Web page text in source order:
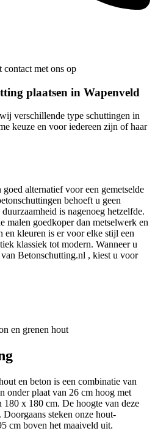
contact met ons op
plaatsen in Wapenveld
verschillende type schuttingen in
keuze en voor iedereen zijn of haar
alternatief voor een gemetselde
behoeft u geen
is nagenoeg hetzelfde.
malen goedkoper dan metselwerk en
en kleuren is er voor elke stijl een
klassiek tot modern. Wanneer u
Betonschutting.nl , kiest u voor
en beton is een combinatie van
onder plaat van 26 cm hoog met
180 x 180 cm. De hoogte van deze
steken onze hout-
cm boven het maaiveld uit.